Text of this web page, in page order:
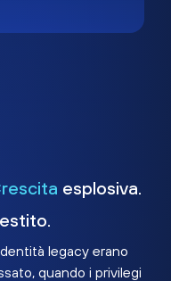
esplosiva.
legacy erano
quando i privilegi